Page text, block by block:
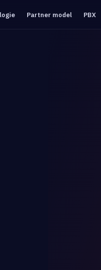
Partner model PBX